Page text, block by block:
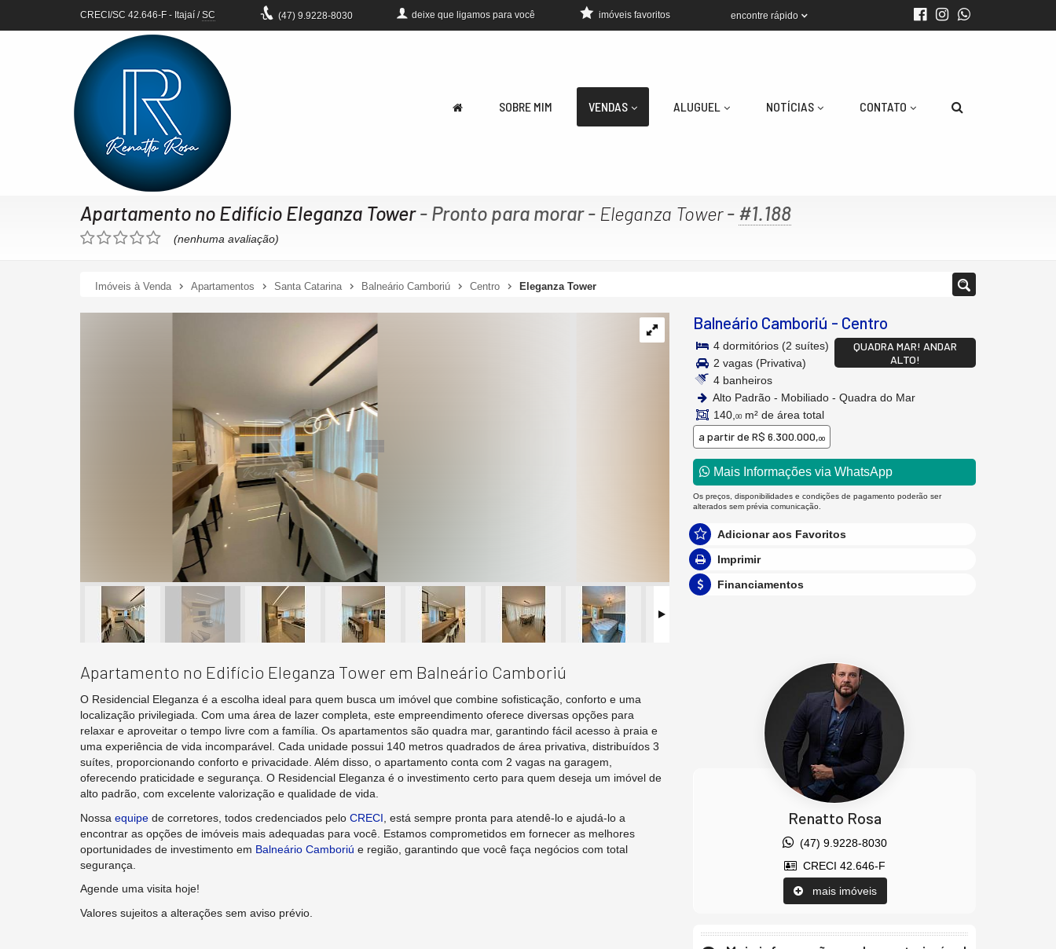
CRECI/SC 42.646-F - Itajaí /SC (47) 9.9228-8030 deixe que ligamos para você encontre rápido
imóveis favoritos
SOBRE MIM VENDAS ALUGUEL NOTÍCIAS CONTATO
Apartamento no Edifício Eleganza Tower- Pronto para morar- Eleganza Tower- #1.188
(nenhuma avaliação)
Imóveis à Venda Apartamentos Santa Catarina Balneário Camboriú Centro Eleganza Tower
Balneário Camboriú - Centro
QUADRA MAR! ANDAR
ALTO!
4 dormitórios (2 suítes)
2 vagas (Privativa)
4 banheiros
Alto Padrão - Mobiliado - Quadra do Mar
140, 00 m² de área total
a partir de R$ 6.300.000,00
Mais Informações via WhatsApp
Os preços, disponibilidades e condições de pagamento poderão ser
alterados sem prévia comunicação.
Adicionar aos Favoritos
Imprimir
Financiamentos
Apartamento no Edifício Eleganza Tower em Balneário Camboriú
O Residencial Eleganza é a escolha ideal para quem busca um imóvel que combine sofisticação, conforto e uma
localização privilegiada. Com uma área de lazer completa, este empreendimento oferece diversas opções para
relaxar e aproveitar o tempo livre com a família. Os apartamentos são quadra mar, garantindo fácil acesso à praia e
uma experiência de vida incomparável. Cada unidade possui 140 metros quadrados de área privativa, distribuídos 3
suítes, proporcionando conforto e privacidade. Além disso, o apartamento conta com 2 vagas na garagem,
oferecendo praticidade e segurança. O Residencial Eleganza é o investimento certo para quem deseja um imóvel de
alto padrão, com excelente valorização e qualidade de vida.
Nossa equipe de corretores, todos credenciados pelo CRECI , está sempre pronta para atendê-lo e ajudá-lo a
encontrar as opções de imóveis mais adequadas para você. Estamos comprometidos em fornecer as melhores
oportunidades de investimento em Balneário Camboriú e região, garantindo que você faça negócios com total
segurança.
Agende uma visita hoje!
Valores sujeitos a alterações sem aviso prévio.
Renatto Rosa
(47) 9.9228-8030
CRECI 42.646-F
mais imóveis